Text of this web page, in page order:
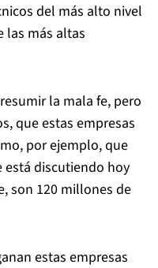
del más alto nivel
las más altas
la mala fe, pero
que estas empresas
por ejemplo, que
discutiendo hoy
son 120 millones de
estas empresas